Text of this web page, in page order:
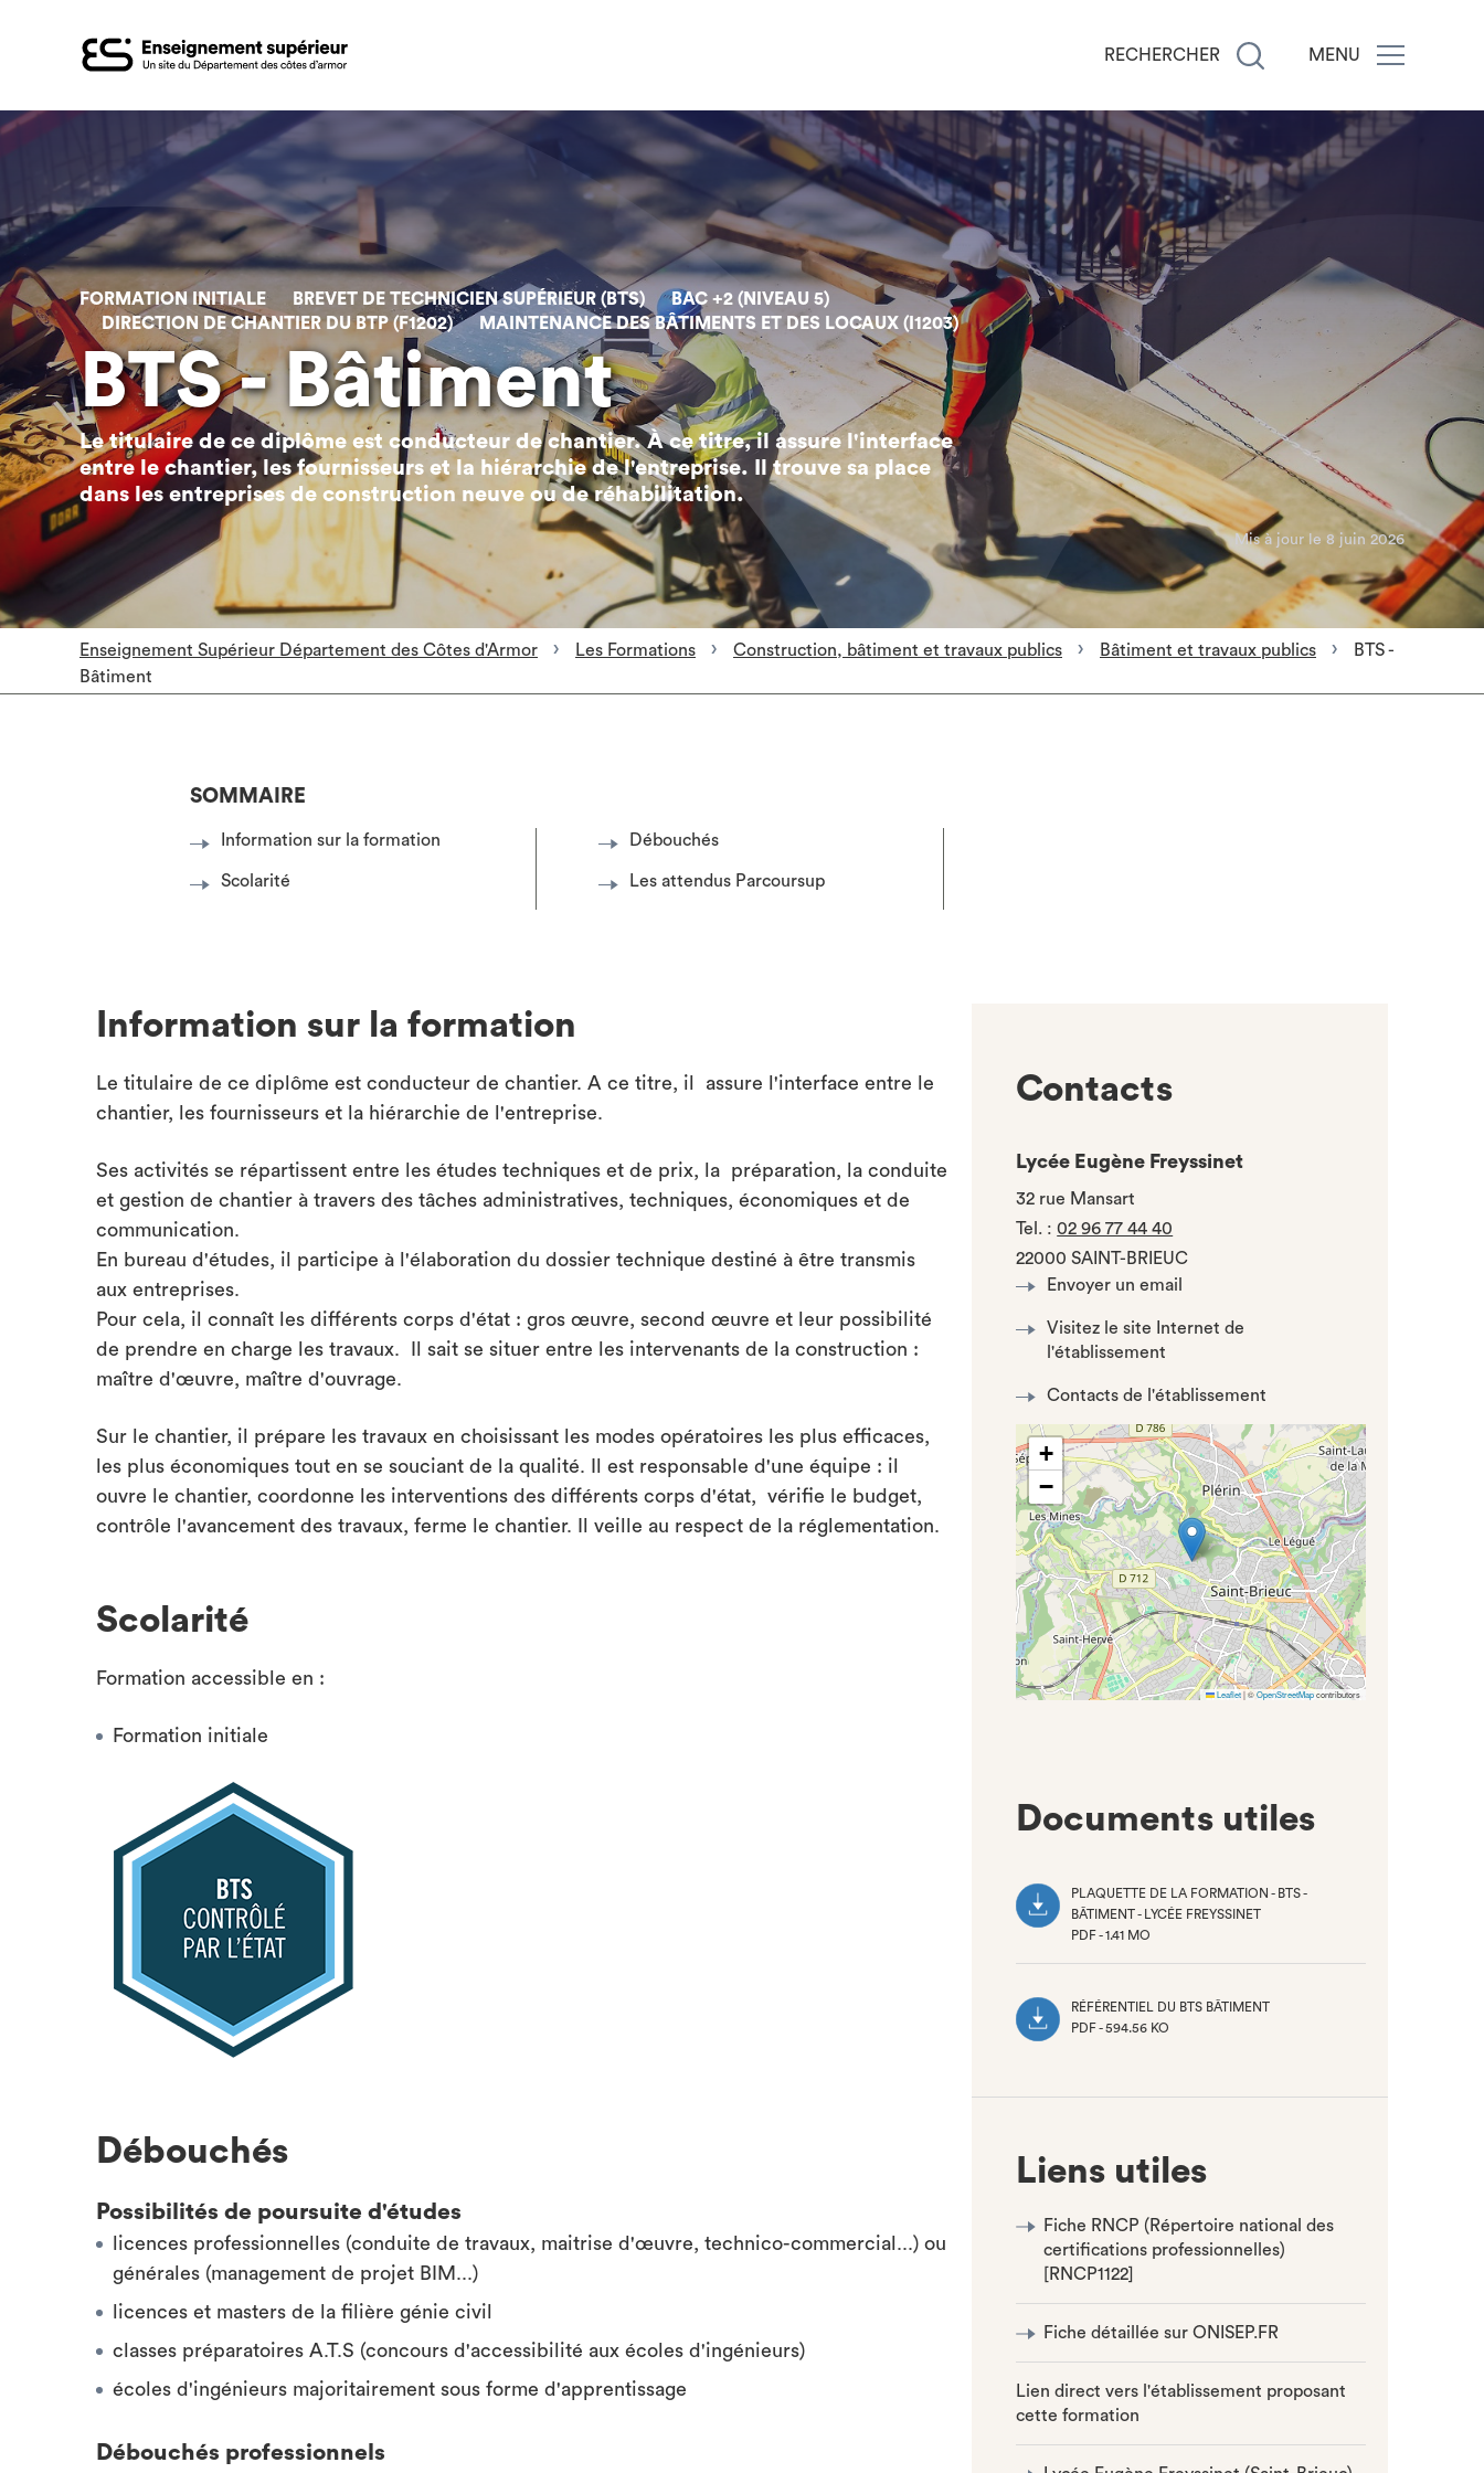
Aller
RECHERCHER MENU
FORMATION INITIALE BREVET DE TECHNICIEN SUPÉRIEUR (BTS)
BAC +2 (NIVEAU 5)
DIRECTION DE CHANTIER DU BTP (F1202)
MAINTENANCE DES BÂTIMENTS ET DES LOCAUX (I1203)
BTS - Bâtiment
Le titulaire de ce diplôme est conducteur de chantier. À ce titre, il assure l'interface
entre le chantier, les fournisseurs et la hiérarchie de l'entreprise. Il trouve sa place
dans les entreprises de construction neuve ou de réhabilitation.
Mis à jour le 8 juin 2026
Enseignement Supérieur Département des Côtes d'Armor Les Formations Construction, bâtiment et travaux publics Bâtiment et travaux publics
BTS -
Bâtiment
SOMMAIRE
Information sur la formation
Scolarité
Débouchés
Les attendus Parcoursup
Information sur la formation
Le titulaire de ce diplôme est conducteur de chantier. A ce titre, il assure l'interface entre le
chantier, les fournisseurs et la hiérarchie de l'entreprise.
Ses activités se répartissent entre les études techniques et de prix, la préparation, la conduite
et gestion de chantier à travers des tâches administratives, techniques, économiques et de
communication.
En bureau d'études, il participe à l'élaboration du dossier technique destiné à être transmis
aux entreprises.
Pour cela, il connaît les différents corps d'état : gros œuvre, second œuvre et leur possibilité
de prendre en charge les travaux. Il sait se situer entre les intervenants de la construction :
maître d'œuvre, maître d'ouvrage.
Sur le chantier, il prépare les travaux en choisissant les modes opératoires les plus efficaces,
les plus économiques tout en se souciant de la qualité. Il est responsable d'une équipe : il
ouvre le chantier, coordonne les interventions des différents corps d'état, vérifie le budget,
contrôle l'avancement des travaux, ferme le chantier. Il veille au respect de la réglementation.
Scolarité
Formation accessible en :
Formation initiale
Débouchés
Possibilités de poursuite d'études
licences professionnelles (conduite de travaux, maitrise d'œuvre, technico-commercial...) ou
générales (management de projet BIM...)
licences et masters de la filière génie civil
classes préparatoires A.T.S (concours d'accessibilité aux écoles d'ingénieurs)
écoles d'ingénieurs majoritairement sous forme d'apprentissage
Débouchés professionnels
Contacts
Lycée Eugène Freyssinet
32 rue Mansart
Tel. :02 96 77 44 40
22000 SAINT-BRIEUC
Envoyer un email
Visitez le site Internet de
l'établissement
Contacts de l'établissement
+
−
Leaflet|©OpenStreetMapcontributors
Documents utiles
PLAQUETTE DE LA FORMATION - BTS -
BÂTIMENT - LYCÉE FREYSSINET
PDF - 1.41 MO
RÉFÉRENTIEL DU BTS BÂTIMENT
PDF - 594.56 KO
Liens utiles
Fiche RNCP (Répertoire national des
certifications professionnelles)
[RNCP1122]
Fiche détaillée sur ONISEP.FR
Lien direct vers l'établissement proposant
cette formation